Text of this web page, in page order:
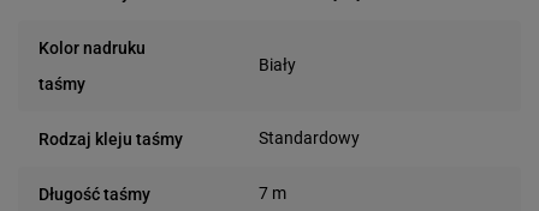
Kolor nadruku
taśmy
Biały
Rodzaj kleju taśmy Standardowy
Długość taśmy 7 m